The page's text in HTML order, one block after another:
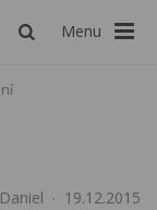
Menu
Daniel 19.12.2015